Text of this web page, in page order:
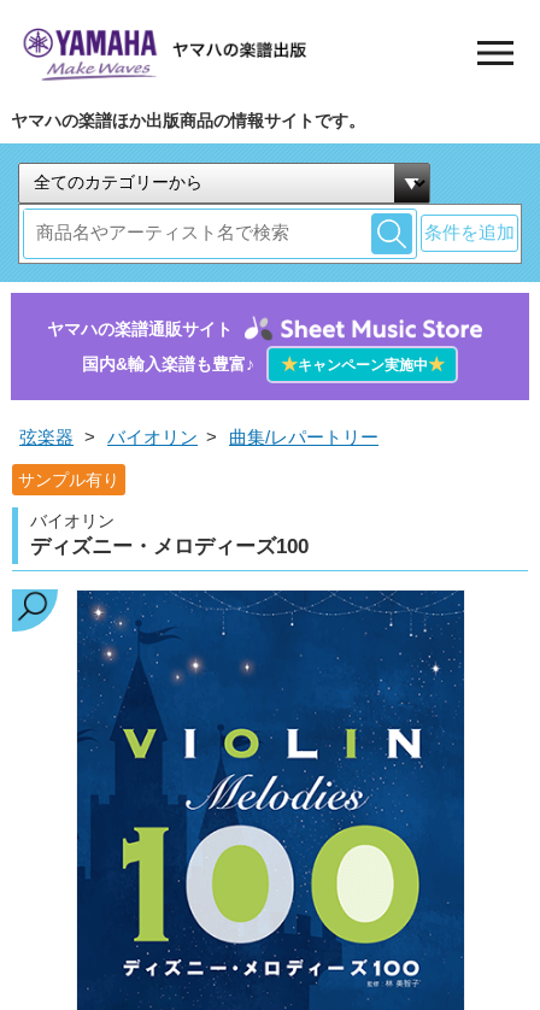
ヤマハの楽譜ほか出版商品の情報サイトです。
条件を追加
ヤマハの楽譜通販サイト
国内&輸入楽譜も豊富♪
★キャンペーン実施中★
弦楽器 > バイオリン > 曲集/レパートリー
サンプル有り
バイオリン
ディズニー・メロディーズ100